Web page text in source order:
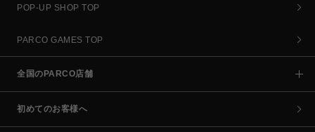
POP-UP SHOP TOP
PARCO GAMES TOP
全国のPARCO店舗
初めてのお客様へ